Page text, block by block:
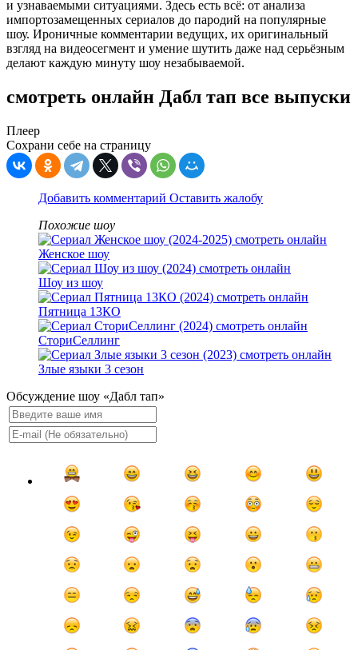
и узнаваемыми ситуациями. Здесь есть всё: от анализа
импортозамещенных сериалов до пародий на популярные
шоу. Ироничные комментарии ведущих, их оригинальный
взгляд на видеосегмент и умение шутить даже над серьёзным
делают каждую минуту шоу незабываемой.
смотреть онлайн Дабл тап все выпуски
Плеер
Сохрани себе на страницу
Добавить комментарий Оставить жалобу
Похожие шоу
Женское шоу
Шоу из шоу
Пятница 13КО
СториСеллинг
Злые языки 3 сезон
Обсуждение шоу «Дабл тап»